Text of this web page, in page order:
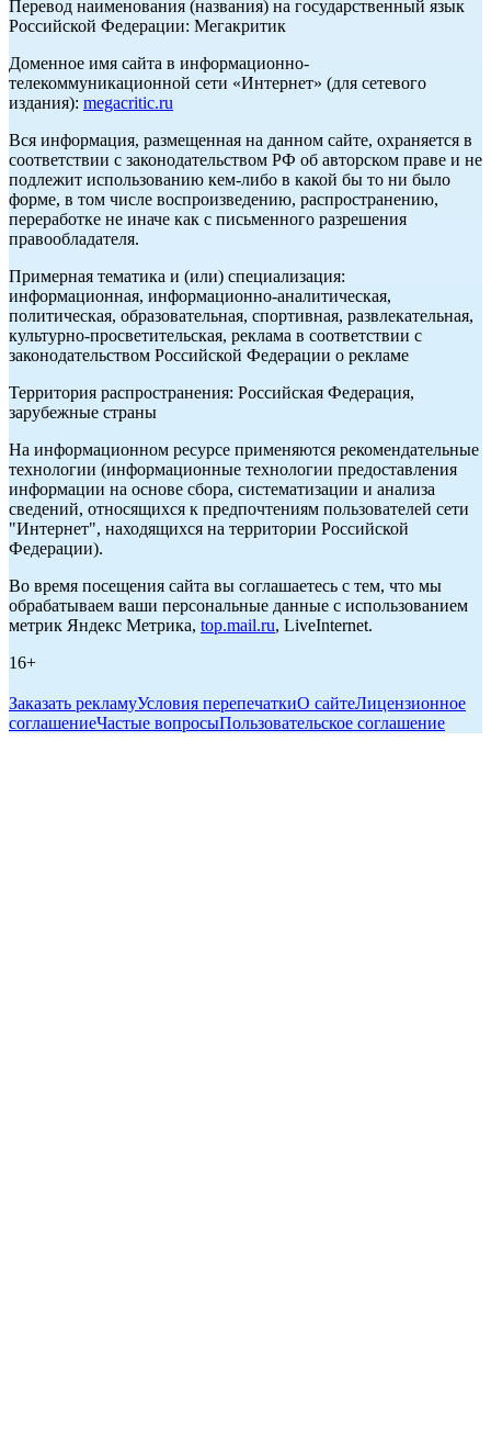
Перевод наименования (названия) на государственный язык
Российской Федерации: Мегакритик
Доменное имя сайта в информационно-
телекоммуникационной сети «Интернет» (для сетевого
издания): megacritic.ru
Вся информация, размещенная на данном сайте, охраняется в
соответствии с законодательством РФ об авторском праве и не
подлежит использованию кем-либо в какой бы то ни было
форме, в том числе воспроизведению, распространению,
переработке не иначе как с письменного разрешения
правообладателя.
Примерная тематика и (или) специализация:
информационная, информационно-аналитическая,
политическая, образовательная, спортивная, развлекательная,
культурно-просветительская, реклама в соответствии с
законодательством Российской Федерации о рекламе
Территория распространения: Российская Федерация,
зарубежные страны
На информационном ресурсе применяются рекомендательные
технологии (информационные технологии предоставления
информации на основе сбора, систематизации и анализа
сведений, относящихся к предпочтениям пользователей сети
"Интернет", находящихся на территории Российской
Федерации).
Во время посещения сайта вы соглашаетесь с тем, что мы
обрабатываем ваши персональные данные с использованием
метрик Яндекс Метрика, top.mail.ru, LiveInternet.
16+
Заказать рекламуУсловия перепечаткиО сайтеЛицензионное
соглашениеЧастые вопросыПользовательское соглашение